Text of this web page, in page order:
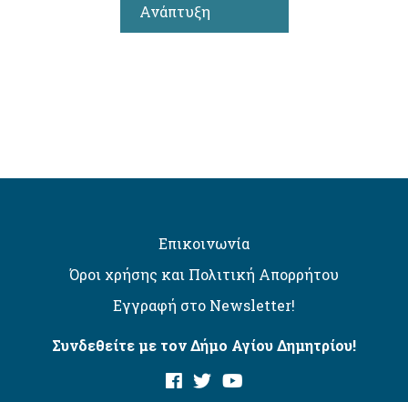
Ανάπτυξη
Επικοινωνία
Όροι χρήσης και Πολιτική Απορρήτου
Εγγραφή στο Newsletter!
Συνδεθείτε με τον Δήμο Αγίου Δημητρίου!